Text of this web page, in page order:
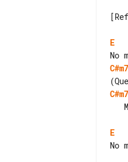
E
C#m7
C#m7
E